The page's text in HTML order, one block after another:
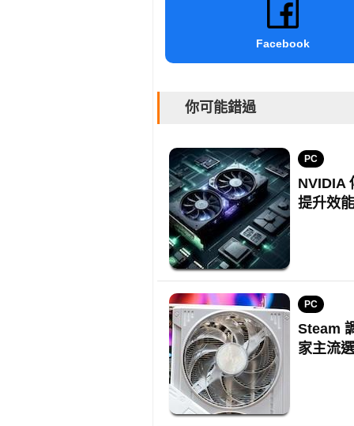
Facebook
你可能錯過
PC
NVIDIA
提升效能
PC
Steam
家主流